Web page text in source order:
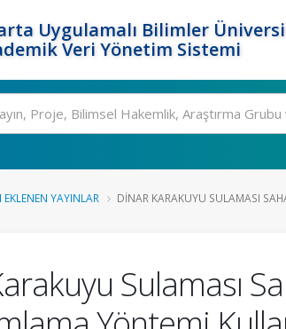
Uygulamalı Bilimler
Veri Yönetim Sistemi
EKLENEN YAYINLAR DINAR KARAKUYU SULAMASI
Sulaması